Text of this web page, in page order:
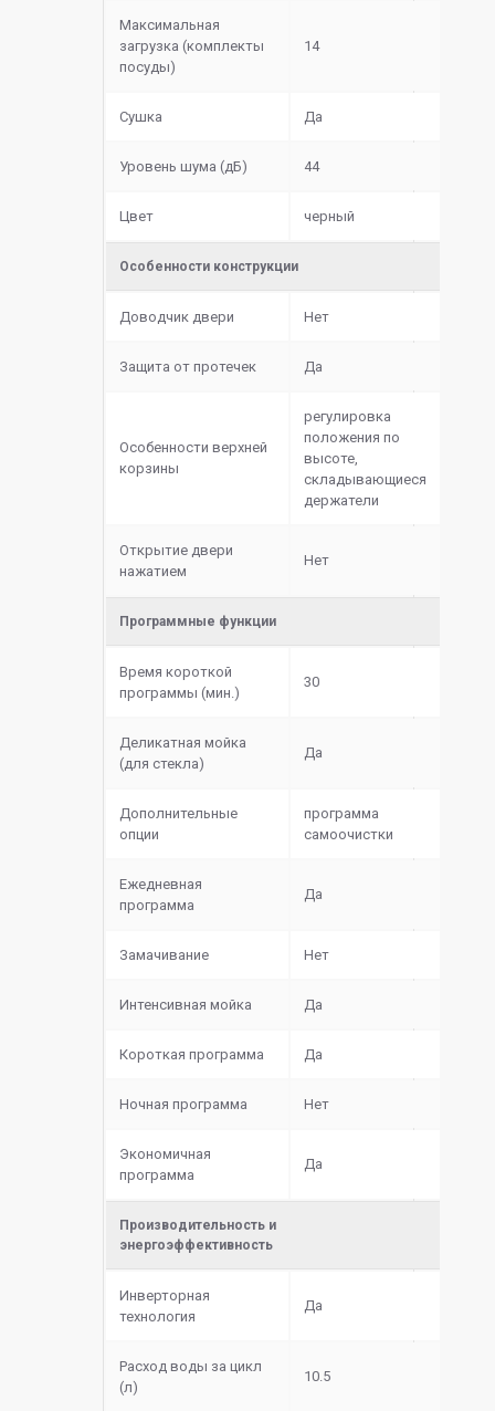
Максимальная
загрузка (комплекты
посуды)
14
Сушка Да
Уровень шума (дБ) 44
Цвет черный
Особенности конструкции
Доводчик двери Нет
Защита от протечек Да
Особенности верхней
корзины
регулировка
положения по
высоте,
складывающиеся
держатели
Открытие двери
нажатием
Нет
Программные функции
Время короткой
программы (мин.)
30
Деликатная мойка
(для стекла)
Да
Дополнительные
опции
программа
самоочистки
Ежедневная
программа
Да
Замачивание Нет
Интенсивная мойка Да
Короткая программа Да
Ночная программа Нет
Экономичная
программа
Да
Производительность и
энергоэффективность
Инверторная
технология
Да
Расход воды за цикл
(л)
10.5